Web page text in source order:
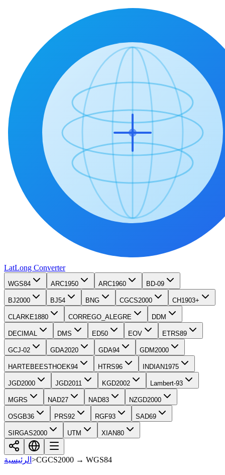
LatLong Converter
WGS84 ARC1950 ARC1960 BD-09
BJ2000 BJ54 BNG CGCS2000 CH1903+
CLARKE1880 CORREGO_ALEGRE DDM
DECIMAL DMS ED50 EOV ETRS89
GCJ-02 GDA2020 GDA94 GDM2000
HARTEBEESTHOEK94 HTRS96 INDIAN1975
JGD2000 JGD2011 KGD2002 Lambert-93
MGRS NAD27 NAD83 NZGD2000
OSGB36 PRS92 RGF93 SAD69
SIRGAS2000 UTM XIAN80
الرئيسية >CGCS2000 → WGS84